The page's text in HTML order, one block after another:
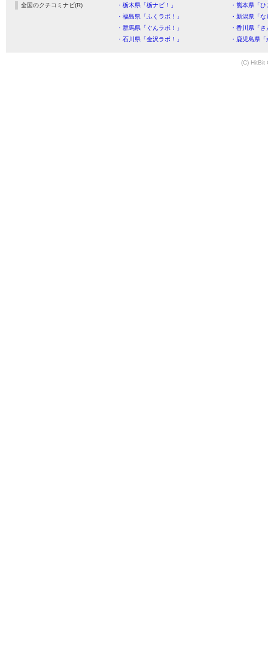
全国のクチコミナビ(R) ・栃木県「栃ナビ！」
・熊本県「
・福島県「ふくラボ！」
・新潟県「
・群馬県「ぐんラボ！」
・香川県「
・石川県「金沢ラボ！」
・鹿児島県
(C) HitBit